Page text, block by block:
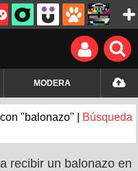
MODERA
"balonazo" |
Búsqueda
recibir un balonazo en